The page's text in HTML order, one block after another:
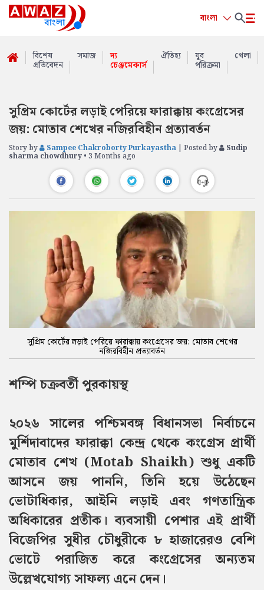
বাংলা
বিশেষ
প্রতিবেদন
সমাজ দ্য
চেঞ্জমেকার্স
ঐতিহ্য যুব
পরিক্রমা
খেলা
সুপ্রিম কোর্টের লড়াই পেরিয়ে ফারাক্কায় কংগ্রেসের
জয়: মোতাব শেখের নজিরবিহীন প্রত্যাবর্তন
Story by Sampee Chakroborty Purkayastha | Posted by Sudip
sharma chowdhury • 3 Months ago
সুপ্রিম কোর্টের লড়াই পেরিয়ে ফারাক্কায় কংগ্রেসের জয়: মোতাব শেখের
নজিরবিহীন প্রত্যাবর্তন
শম্পি চক্রবর্তী পুরকায়স্থ
২০২৬ সালের পশ্চিমবঙ্গ বিধানসভা নির্বাচনে
মুর্শিদাবাদের ফারাক্কা কেন্দ্র থেকে কংগ্রেস প্রার্থী
মোতাব শেখ (Motab Shaikh) শুধু একটি
আসনে জয় পাননি, তিনি হয়ে উঠেছেন
ভোটাধিকার, আইনি লড়াই এবং গণতান্ত্রিক
অধিকারের প্রতীক। ব্যবসায়ী পেশার এই প্রার্থী
বিজেপির সুধীর চৌধুরীকে ৮ হাজারেরও বেশি
ভোটে পরাজিত করে কংগ্রেসের অন্যতম
উল্লেখযোগ্য সাফল্য এনে দেন।